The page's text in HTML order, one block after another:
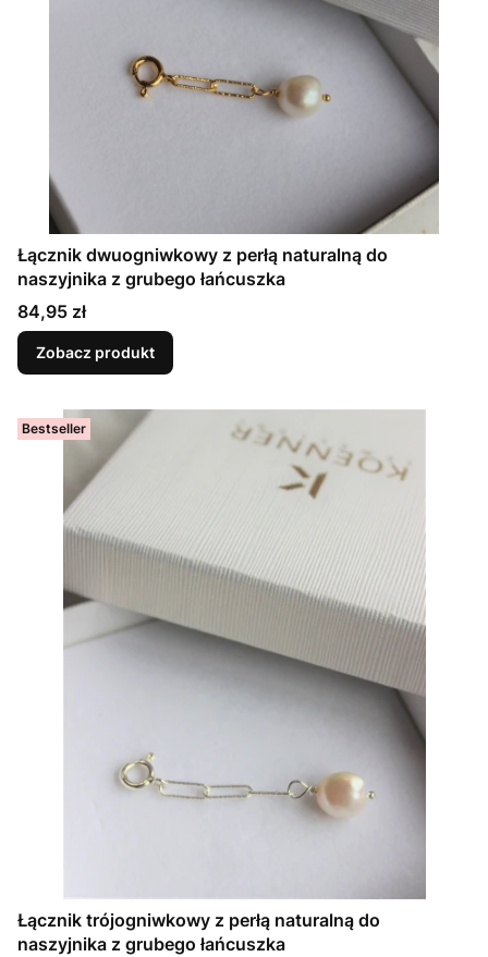
Łącznik dwuogniwkowy z perłą naturalną do
naszyjnika z grubego łańcuszka
Cena
84,95 zł
Zobacz produkt
Bestseller
Łącznik trójogniwkowy z perłą naturalną do
naszyjnika z grubego łańcuszka